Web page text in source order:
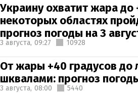
Украину охватит жара до
некоторых областях
прогноз погоды на 3
3 августа, 09:27 10928
От жары +40 градусов до
шквалами: прогноз
3 августа, 08:00 5440